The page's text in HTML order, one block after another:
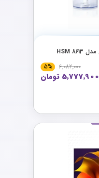
6٬082٬000
5%
5٬777٬900 تومان